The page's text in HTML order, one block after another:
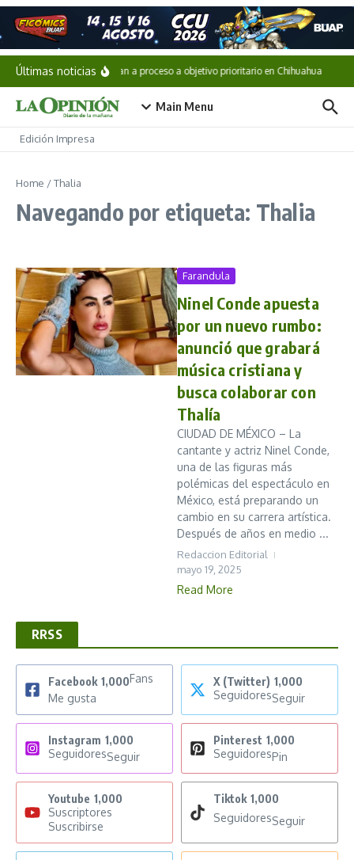
Saltar al contenido
Últimas noticiasVinculan a proceso a objetivo prioritario en Chihuahua
Main Menu
Edición Impresa
Home /Thalia
Navegando por etiqueta: Thalia
Farandula
Ninel Conde apuesta
por un nuevo rumbo:
anunció que grabará
música cristiana y
busca colaborar con
Thalía
CIUDAD DE MÉXICO – La
cantante y actriz Ninel Conde,
una de las figuras más
polémicas del espectáculo en
México, está preparando un
cambio en su carrera artística.
Después de años en medio ...
Redaccion Editorial
mayo 19, 2025
Read More
RRSS
Facebook 1,000Fans
Me gusta
X (Twitter) 1,000
SeguidoresSeguir
Instagram 1,000
SeguidoresSeguir
Pinterest 1,000
SeguidoresPin
Youtube 1,000
Suscriptores
Suscribirse
Tiktok 1,000
SeguidoresSeguir